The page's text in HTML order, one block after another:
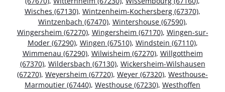
Wisches (67130), Wintzenheim-Kochersberg (67370),
Wintzenbach (67470), Wintershouse (67590),
Wingersheim (67270), Wingersheim (67170), Wingen-sur-
Moder (67290), Wingen (67510), Windstein (67110),
Wimmenau (67290), Wilwisheim (67270), Willgottheim
(67370), Wildersbach (67130), Wickersheim-Wilshausen
(67270), Weyersheim (67720), Weyer (67320), Westhouse-
Marmoutier (67440), Westhouse (67230), Westhoffen